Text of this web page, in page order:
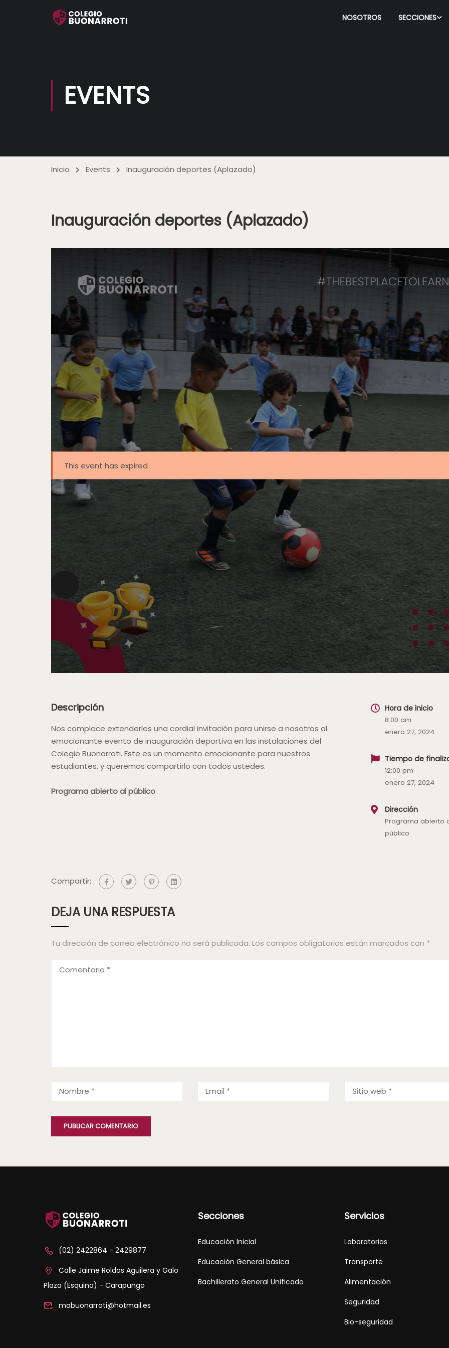
NOSOTROS SECCIONES
EVENTS
Inicio Events Inauguración deportes (Aplazado)
Inauguración deportes (Aplazado)
This event has expired
Descripción
Nos complace extenderles una cordial invitación para unirse a nosotros al
emocionante evento de inauguración deportiva en las instalaciones del
Colegio Buonarroti. Este es un momento emocionante para nuestros
estudiantes, y queremos compartirlo con todos ustedes.
Programa abierto al público
Hora de inicio
8:00 am
enero 27, 2024
Tiempo de
12:00 pm
enero 27, 2024
Dirección
Programa abierto
público
Compartir:
DEJA UNA RESPUESTA
Tu dirección de correo electrónico no será publicada. Los campos obligatorios están marcados con *
(02) 2422864 - 2429877
Calle Jaime Roldos Aguilera y Galo
Plaza (Esquina) - Carapungo
mabuonarroti@hotmail.es
Secciones
Educación Inicial
Educación General básica
Bachillerato General Unificado
Servicios
Laboratorios
Transporte
Alimentación
Seguridad
Bio-seguridad